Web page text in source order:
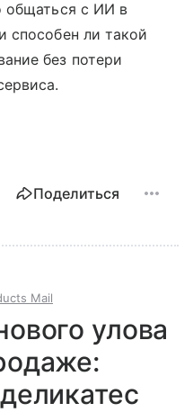
общаться с ИИ в
способен ли такой
без потери
Поделиться
Mail
улова